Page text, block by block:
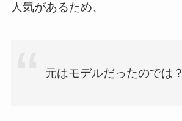
人気があるため、
元はモデルだったのでは？